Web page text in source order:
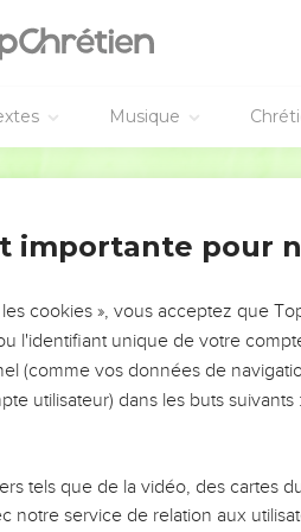
Musique
θίγῃ τοῦ ὄρους,
ζῶντος, Ἰερουσαλὴμ
οὐρανοῖς, καὶ κριτῇ θεῷ
ῥαντισμοῦ κρεῖττον λαλοῦντι
ἐκεῖνοι οὐκ ἐξέφυγον ἐπὶ
οὐρανῶν ἀποστρεφόμενοι·
λέγων· Ἔτι ἅπαξ
ὡς πεποιημένων, ἵνα
ἔχωμεν χάριν, δι’ ἧς
importante pour
cookies », vous acceptez que
l'identifiant unique de votre
(comme vos données de
utilisateur) dans les buts suivants :
tels que de la vidéo, des cartes
notre service de relation aux